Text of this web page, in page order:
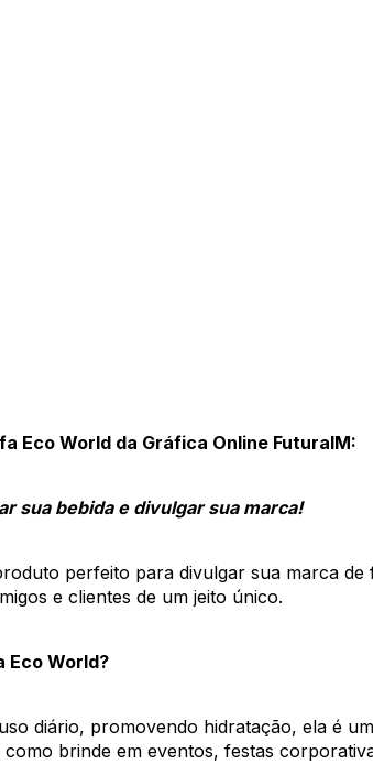
Eco World da Gráfica Online FuturaIM:
sua bebida e divulgar sua marca!
perfeito para divulgar sua marca
e clientes de um jeito único.
Eco World?
diário, promovendo hidratação, ela é
brinde em eventos, festas